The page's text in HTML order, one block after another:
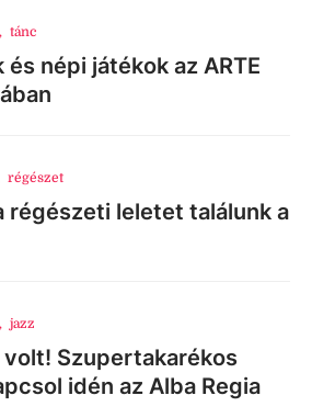
, tánc
népi játékok az ARTE
régészet
régészeti leletet találunk a
, jazz
Szupertakarékos
idén az Alba Regia